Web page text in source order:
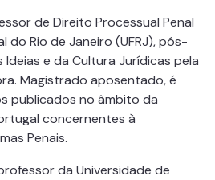
de Direito Processual Penal
do Rio de Janeiro (UFRJ), pós-
e da Cultura Jurídicas pela
Magistrado aposentado, é
publicados no âmbito da
concernentes à
Penais.
da Universidade de